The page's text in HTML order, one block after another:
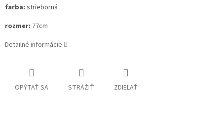
farba: strieborná
rozmer: 77cm
Detailné informácie
OPÝTAŤ SA STRÁŽIŤ ZDIEĽAŤ